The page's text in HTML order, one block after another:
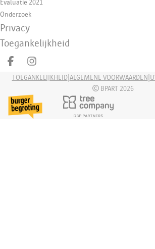
Evaluatie 2021
Onderzoek
Privacy
Toegankelijkheid
Deel op facebook
Deel op Instagram
TOEGANKELIJKHEID| ALGEMENE VOORWAARDEN
BPART 2026